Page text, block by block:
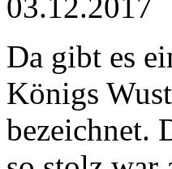
Da gibt es
Königs
bezeichnet.